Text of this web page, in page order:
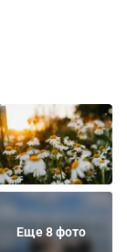
Еще 8 фото